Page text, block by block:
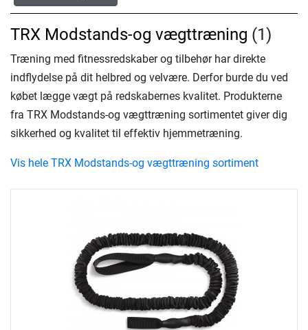
TRX Modstands-og vægttræning (1)
Træning med fitnessredskaber og tilbehør har direkte
indflydelse på dit helbred og velvære. Derfor burde du ved
købet lægge vægt på redskabernes kvalitet. Produkterne
fra TRX Modstands-og vægttræning sortimentet giver dig
sikkerhed og kvalitet til effektiv hjemmetræning.
Vis hele TRX Modstands-og vægttræning sortiment